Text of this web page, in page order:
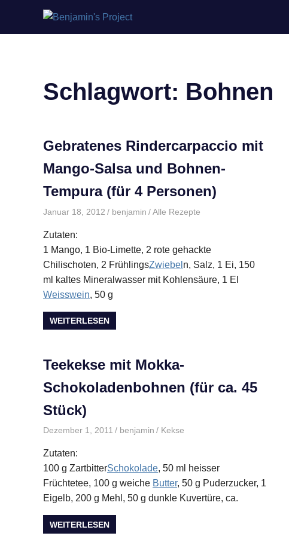
Schlagwort: Bohnen
Gebratenes Rindercarpaccio mit
Mango-Salsa und Bohnen-
Tempura (für 4 Personen)
Januar 18, 2012 benjamin Alle Rezepte
Zutaten:
1 Mango, 1 Bio-Limette, 2 rote gehackte
Chilischoten, 2 FrühlingsZwiebel n, Salz, 1 Ei, 150
ml kaltes Mineralwasser mit Kohlensäure, 1 El
Weisswein, 50 g
WEITERLESEN
Teekekse mit Mokka-
Schokoladenbohnen (für ca. 45
Stück)
Dezember 1, 2011 benjamin Kekse
Zutaten:
100 g ZartbitterSchokolade, 50 ml heisser
Früchtetee, 100 g weiche Butter, 50 g Puderzucker, 1
Eigelb, 200 g Mehl, 50 g dunkle Kuvertüre, ca.
WEITERLESEN